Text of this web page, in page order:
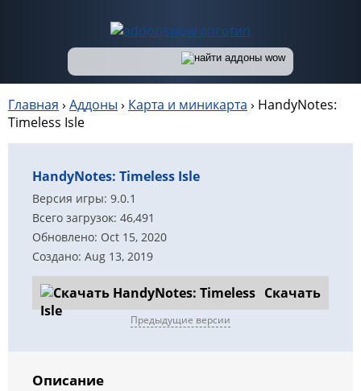
Главная › Аддоны › Карта и миникарта › HandyNotes:
Timeless Isle
HandyNotes: Timeless Isle
Версия игры: 9.0.1
Всего загрузок: 46,491
Обновлено: Oct 15, 2020
Создано: Aug 13, 2019
Скачать
Предыдущие версии
Описание